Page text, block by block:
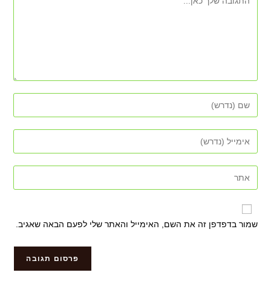
שמור בדפדפן זה את השם, האימייל והאתר שלי לפעם הבאה שאגיב.